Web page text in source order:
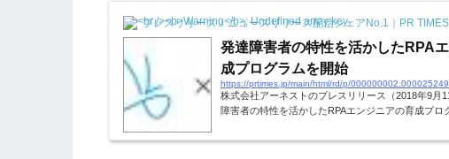
プレスリリース・ニュースリリース配信シェアNo.1｜PR TIMES
発達障害者の特性を活かしたRPA
成プログラムを開始
https://prtimes.jp/main/html/rd/p/
株式会社アーネストのプレスリリース（2018年9月
障害者の特性を活かしたRPAエンジニアの育成プロ